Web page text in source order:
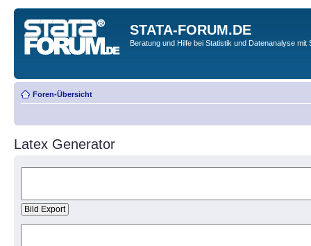
STATA-FORUM.DE
Beratung und Hilfe bei Statistik und Datenanalyse mit
Foren-Übersicht
Latex Generator